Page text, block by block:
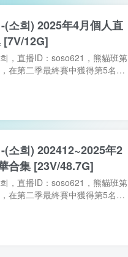
소희) 2025年4月個人直
[7V/12G]
，直播ID：soso621，熊貓班第
在第二季最終賽中獲得第5名，
罩一直未摘過，尺度方面在個人
【資源型別】：自錄影片【...
소희) 202412~2025年2
合集 [23V/48.7G]
，直播ID：soso621，熊貓班第
在第二季最終賽中獲得第5名，
罩一直未摘過，尺度方面在個人
。本期自錄了12月底到2月底...